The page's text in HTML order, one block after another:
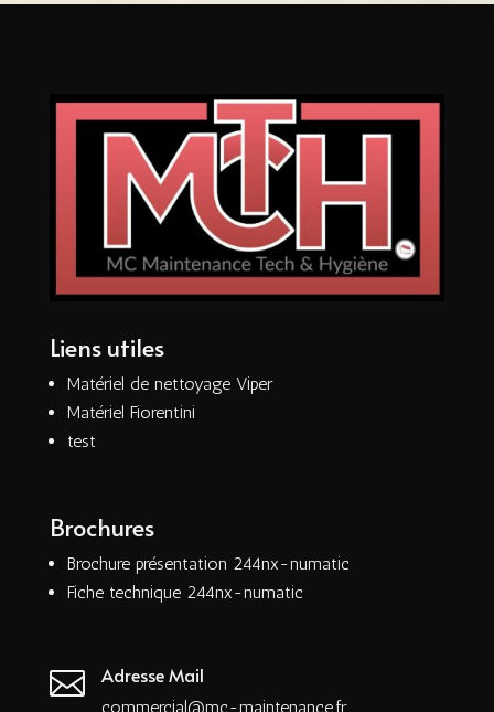
Liens utiles
Matériel de nettoyage Viper
Matériel Fiorentini
test
Brochures
Brochure présentation 244nx-numatic
Fiche technique 244nx-numatic
 Adresse Mail
commercial@mc-maintenance.fr